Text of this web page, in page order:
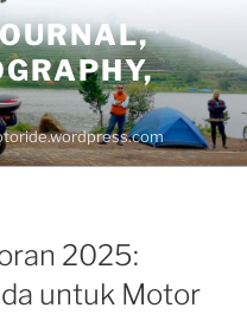
2025:
untuk Motor